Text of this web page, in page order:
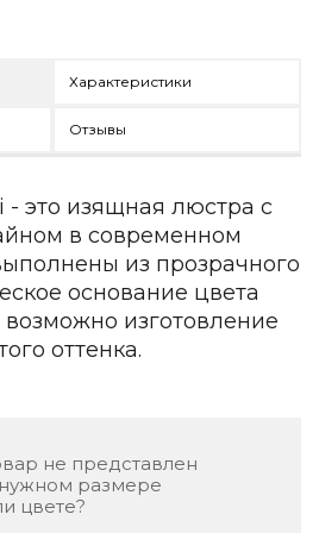
и комплектация по вашему
Характеристики
Отзывы
- это изящная люстра с
в современном
из прозрачного
основание цвета
возможно изготовление
оттенка.
не представлен
размере
цвете?